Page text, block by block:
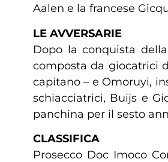
Aalen e la francese
LE AVVERSARIE
Dopo la conquista
composta da giocatrici
capitano – e Omoruyi,
schiacciatrici, Buijs e
panchina per il sesto
CLASSIFICA
Prosecco Doc Imoco